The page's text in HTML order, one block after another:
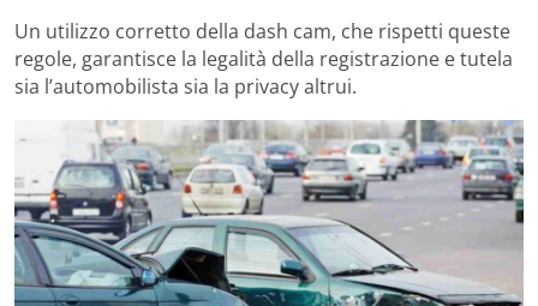
Un utilizzo corretto della dash cam, che rispetti queste
regole, garantisce la legalità della registrazione e tutela
sia l’automobilista sia la privacy altrui.